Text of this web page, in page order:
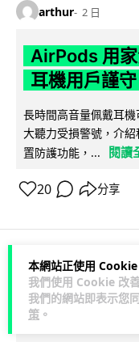
本網站正使用 Cookie
我們使用 Cookie 改
我們的網站即表示您
策 。
arthur 2 日
AirPods 用
耳機用戶謹
長時間高音量佩戴耳
大聽力受損警號，介
置防護功能，...
閱讀
20 分享
人工智能
arthur